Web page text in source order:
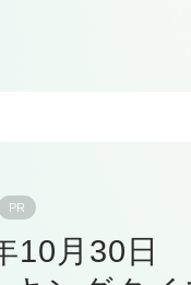
PR
10月30